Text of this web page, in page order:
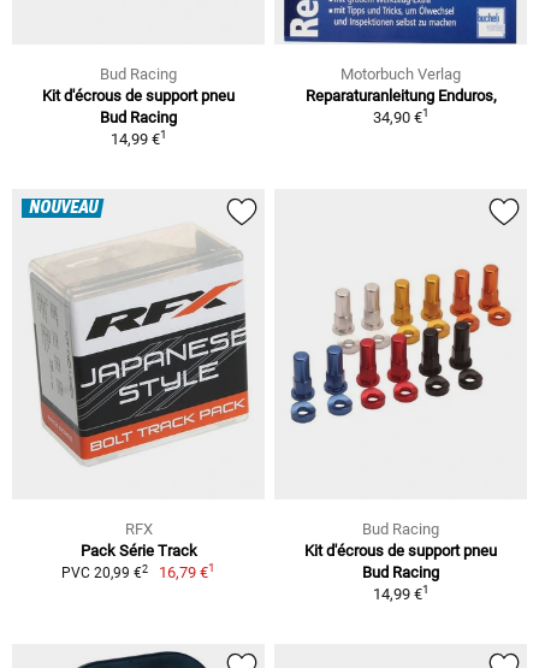
Bud Racing
Kit d'écrous de support pneu
Bud Racing
14,99 €1
Motorbuch Verlag
Reparaturanleitung Enduros,
34,90 €1
NOUVEAU
RFX
Pack Série Track
PVC 20,99 €2 16,79 €1
Bud Racing
Kit d'écrous de support pneu
Bud Racing
14,99 €1